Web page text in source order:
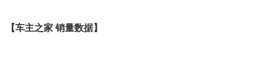
【车主之家 销量数据】